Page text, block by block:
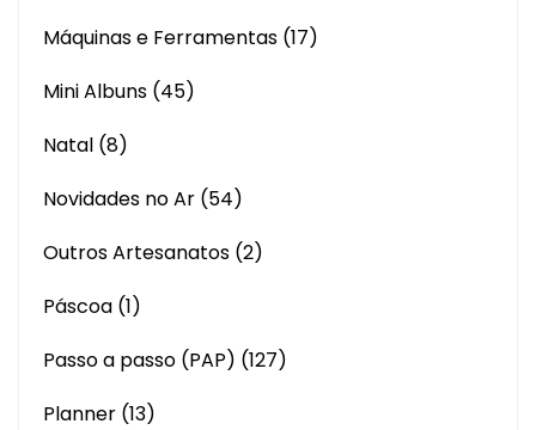
Máquinas e Ferramentas (17)
Mini Albuns (45)
Natal (8)
Novidades no Ar (54)
Outros Artesanatos (2)
Páscoa (1)
Passo a passo (PAP) (127)
Planner (13)